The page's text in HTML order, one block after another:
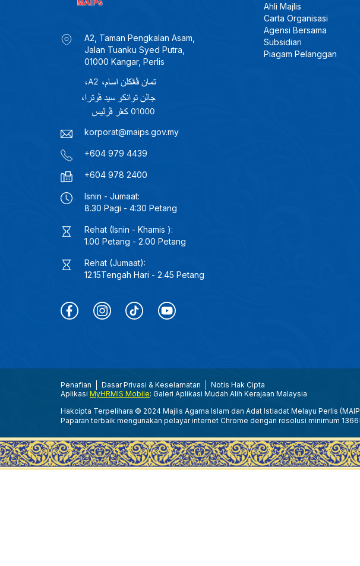
A2, Taman Pengkalan Asam,
Jalan Tuanku Syed Putra,
01000 Kangar, Perlis
korporat@maips.gov.my
+604 979 4439
+604 978 2400
Isnin - Jumaat:
8.30 Pagi - 4:30 Petang
Rehat (Isnin - Khamis ):
1.00 Petang - 2.00 Petang
Rehat (Jumaat):
12.15Tengah Hari - 2.45 Petang
Ahli Majlis
Carta Organisasi
Agensi Bersama
Subsidiari
Piagam Pelanggan
Penafian Dasar Privasi & Keselamatan
Notis Hak Cipta
Aplikasi MyHRMIS Mobile: Galeri Aplikasi Mudah Alih Kerajaan Malaysia
Hakcipta Terpelihara © 2024 Majlis Agama Islam dan Adat Istiadat Melayu Perlis
Paparan terbaik mengunakan pelayar internet Chrome dengan resolusi minimum